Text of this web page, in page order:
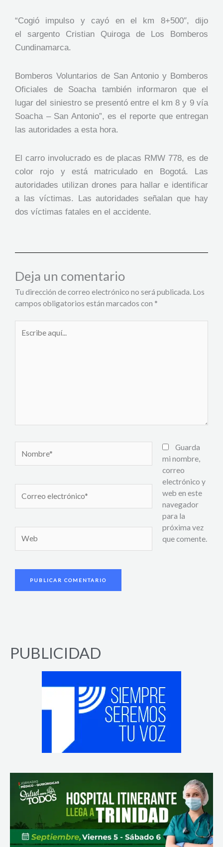
“Cogió impulso y cayó en el km 8+500″, dijo
el sargento Cristian Quiroga de Los Bomberos
Cundinamarca.
Bomberos Voluntarios de San Antonio y Bomberos
Oficiales de Soacha también informaron que el
lugar del siniestro se presentó entre el km 8 y 9 vía
Soacha – San Antonio”, es el reporte que entregan
las autoridades a esta hora.
El carro involucrado es de placas RMW 778, es de
color rojo y está matriculado en Bogotá. Las
autoridades utilizan drones para hallar e identificar
a las víctimas. Las autoridades señalan que hay
dos víctimas fatales en el accidente.
Deja un comentario
Tu dirección de correo electrónico no será publicada. Los
campos obligatorios están marcados con *
aquí...
electrónico*
Guarda
mi nombre,
correo
electrónico y
web en este
navegador
para la
próxima vez
que comente.
PUBLICIDAD